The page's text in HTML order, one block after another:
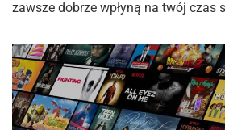
zawsze dobrze wpłyną na twój czas